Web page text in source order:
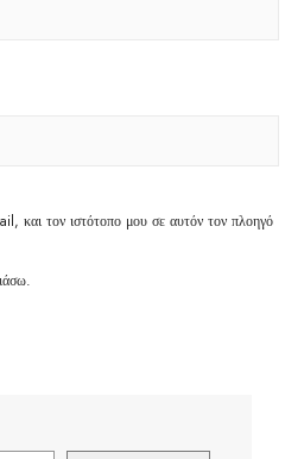
και τον ιστότοπο μου σε αυτόν τον πλοηγό